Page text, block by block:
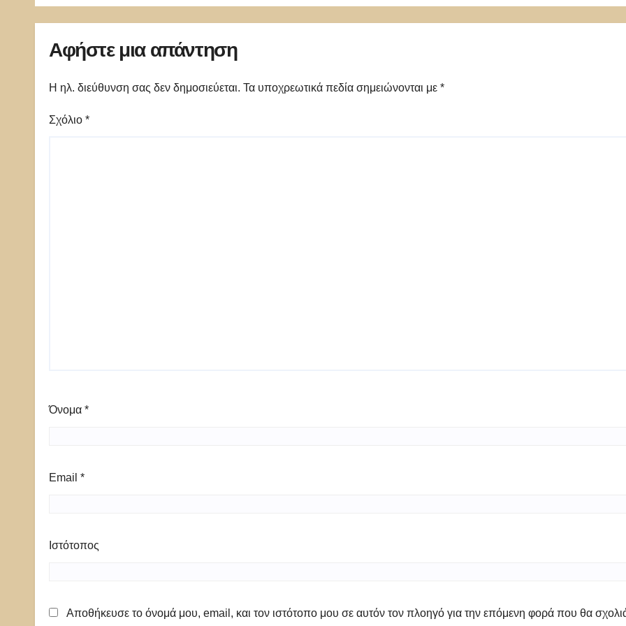
πανικός
ΗΠΑ
Αφήστε μια απάντηση
Η ηλ. διεύθυνση σας δεν δημοσιεύεται. Τα υποχρεωτικά πεδία σημειώνονται με *
Σχόλιο *
Όνομα *
Email *
Ιστότοπος
Αποθήκευσε το όνομά μου, email, και τον ιστότοπο μου σε αυτόν τον πλοηγό για την επόμενη φορά που θα